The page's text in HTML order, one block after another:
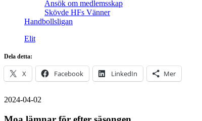
Ansök om medlemsskap
Skövde HFs Vänner
Handbollsligan
Elit
Dela detta:
X Facebook LinkedIn Mer
2024-04-02